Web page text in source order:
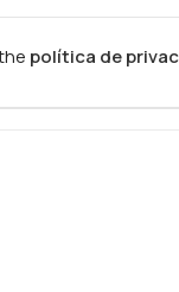
política de